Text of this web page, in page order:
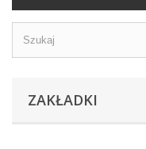
ZAKŁADKI